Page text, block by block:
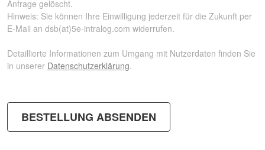
Anfrage gelöscht.
Hinweis: Sie können Ihre Einwilligung jederzeit für die Zukunft per
E-Mail an dsb(at)5e-intralog.com widerrufen.
Detaillierte Informationen zum Umgang mit Nutzerdaten finden Sie
in unserer Datenschutzerklärung.